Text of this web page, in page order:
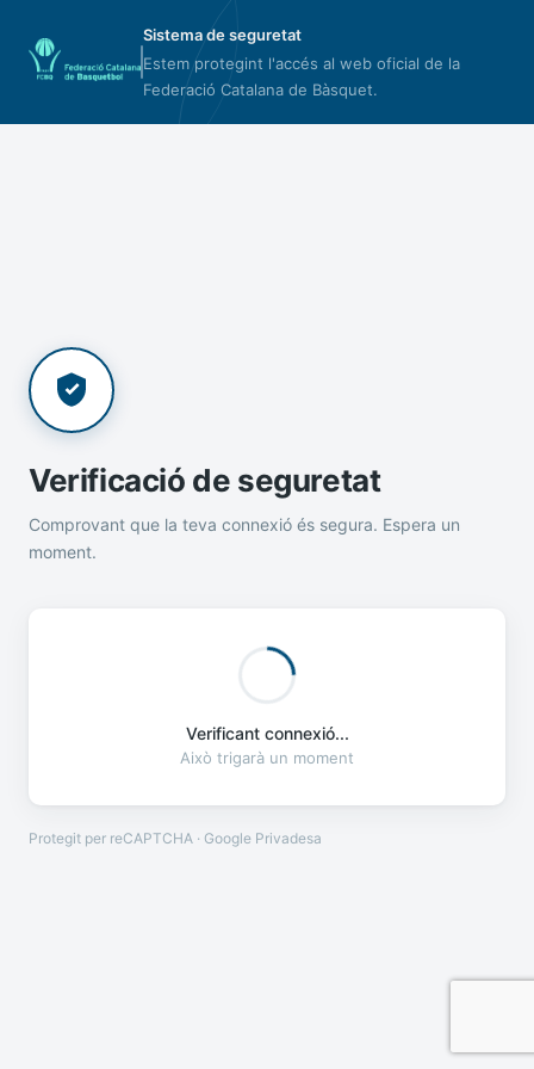
Sistema de seguretat
Estem protegint l'accés al web oficial de la
Federació Catalana de Bàsquet.
Verificació de seguretat
Comprovant que la teva connexió és segura. Espera un
moment.
Verificant connexió...
Això trigarà un moment
Protegit per reCAPTCHA · Google Privadesa